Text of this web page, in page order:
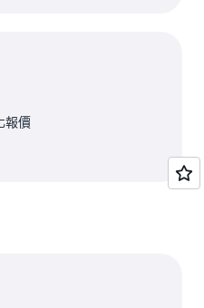
79 USD = 93 USD。
報價